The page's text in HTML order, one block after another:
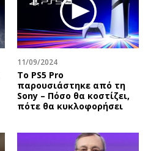
Θέσεις εργασίας
Geek
Νέα
Κινητά-tablets
Social
Αυτοκίνηση
Πολιτική
11/09/2024
Το PS5 Pro
παρουσιάστηκε από τη
Sony – Πόσο θα κοστίζει,
πότε θα κυκλοφορήσει